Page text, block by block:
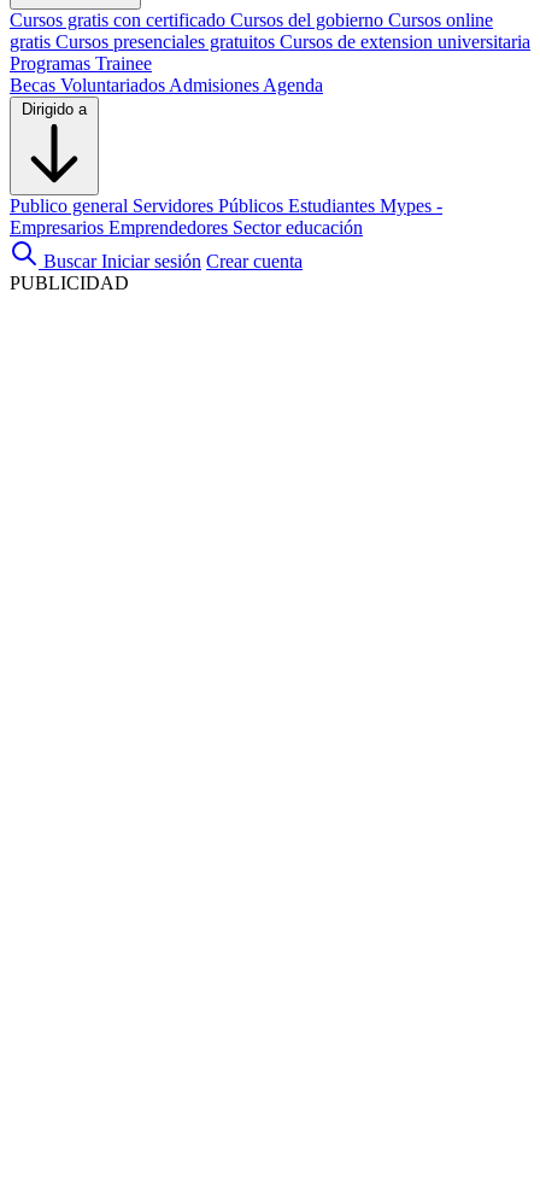
Cursos gratis con certificado Cursos del gobierno Cursos online
gratis Cursos presenciales gratuitos Cursos de extension universitaria
Programas Trainee
Becas Voluntariados Admisiones Agenda
Dirigido a
Publico general Servidores Públicos Estudiantes Mypes -
Empresarios Emprendedores Sector educación
Buscar Iniciar sesión Crear cuenta
PUBLICIDAD